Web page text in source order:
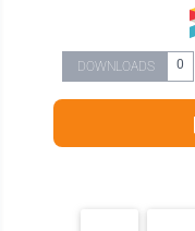
DOWNLOADS 0